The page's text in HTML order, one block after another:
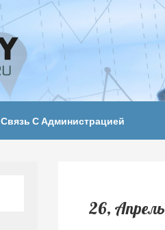
Связь С Администрацией
26, Апрель